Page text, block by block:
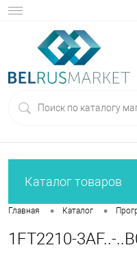
Каталог товаров
Главная • Каталог •
1FT2210-3AF..-